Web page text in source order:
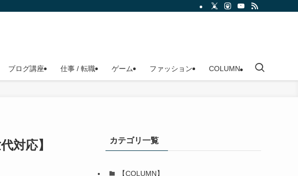
ブログ講座 仕事 / 転職 ゲーム ファッション COLUMN
対応】 カテゴリ一覧
【COLUMN】